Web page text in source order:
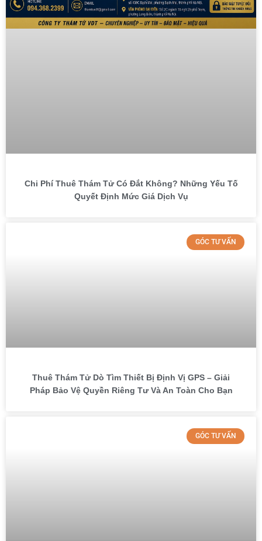
Chi Phí Thuê Thám Tử Có Đắt Không? Những Yếu Tố
Quyết Định Mức Giá Dịch Vụ
GÓC TƯ VẤN
Thuê Thám Tử Dò Tìm Thiết Bị Định Vị GPS – Giải
Pháp Bảo Vệ Quyền Riêng Tư Và An Toàn Cho Bạn
GÓC TƯ VẤN